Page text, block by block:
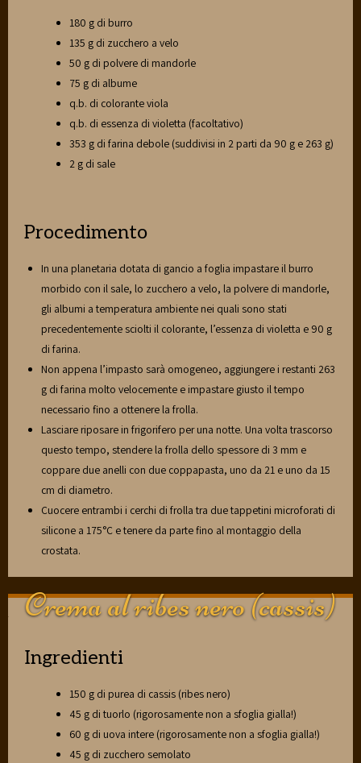
180 g di burro
135 g di zucchero a velo
50 g di polvere di mandorle
75 g di albume
q.b. di colorante viola
q.b. di essenza di violetta (facoltativo)
353 g di farina debole (suddivisi in 2 parti da 90 g e 263 g)
2 g di sale
Procedimento
In una planetaria dotata di gancio a foglia impastare il burro
morbido con il sale, lo zucchero a velo, la polvere di mandorle,
gli albumi a temperatura ambiente nei quali sono stati
precedentemente sciolti il colorante, l’essenza di violetta e 90 g
di farina.
Non appena l’impasto sarà omogeneo, aggiungere i restanti 263
g di farina molto velocemente e impastare giusto il tempo
necessario fino a ottenere la frolla.
Lasciare riposare in frigorifero per una notte. Una volta trascorso
questo tempo, stendere la frolla dello spessore di 3 mm e
coppare due anelli con due coppapasta, uno da 21 e uno da 15
cm di diametro.
Cuocere entrambi i cerchi di frolla tra due tappetini microforati di
silicone a 175°C e tenere da parte fino al montaggio della
crostata.
Crema al ribes nero (cassis)
Ingredienti
150 g di purea di cassis (ribes nero)
45 g di tuorlo (rigorosamente non a sfoglia gialla!)
60 g di uova intere (rigorosamente non a sfoglia gialla!)
45 g di zucchero semolato